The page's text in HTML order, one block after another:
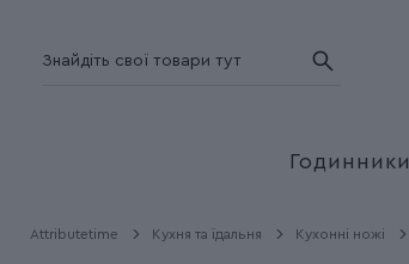
Годинники
Attributetime Кухня та їдальня Кухонні ножі